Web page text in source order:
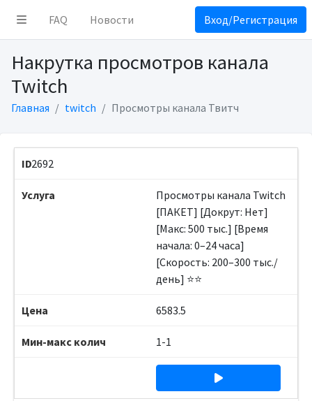
FAQ Новости Вход/Регистрация
Накрутка просмотров канала
Twitch
Главная twitch Просмотры канала Твитч
2692
Просмотры канала Twitch
[ПАКЕТ] [Докрут: Нет]
[Макс: 500 тыс.] [Время
начала: 0–24 часа]
[Скорость: 200–300 тыс./
день] ⭐⭐
6583.5
1-1